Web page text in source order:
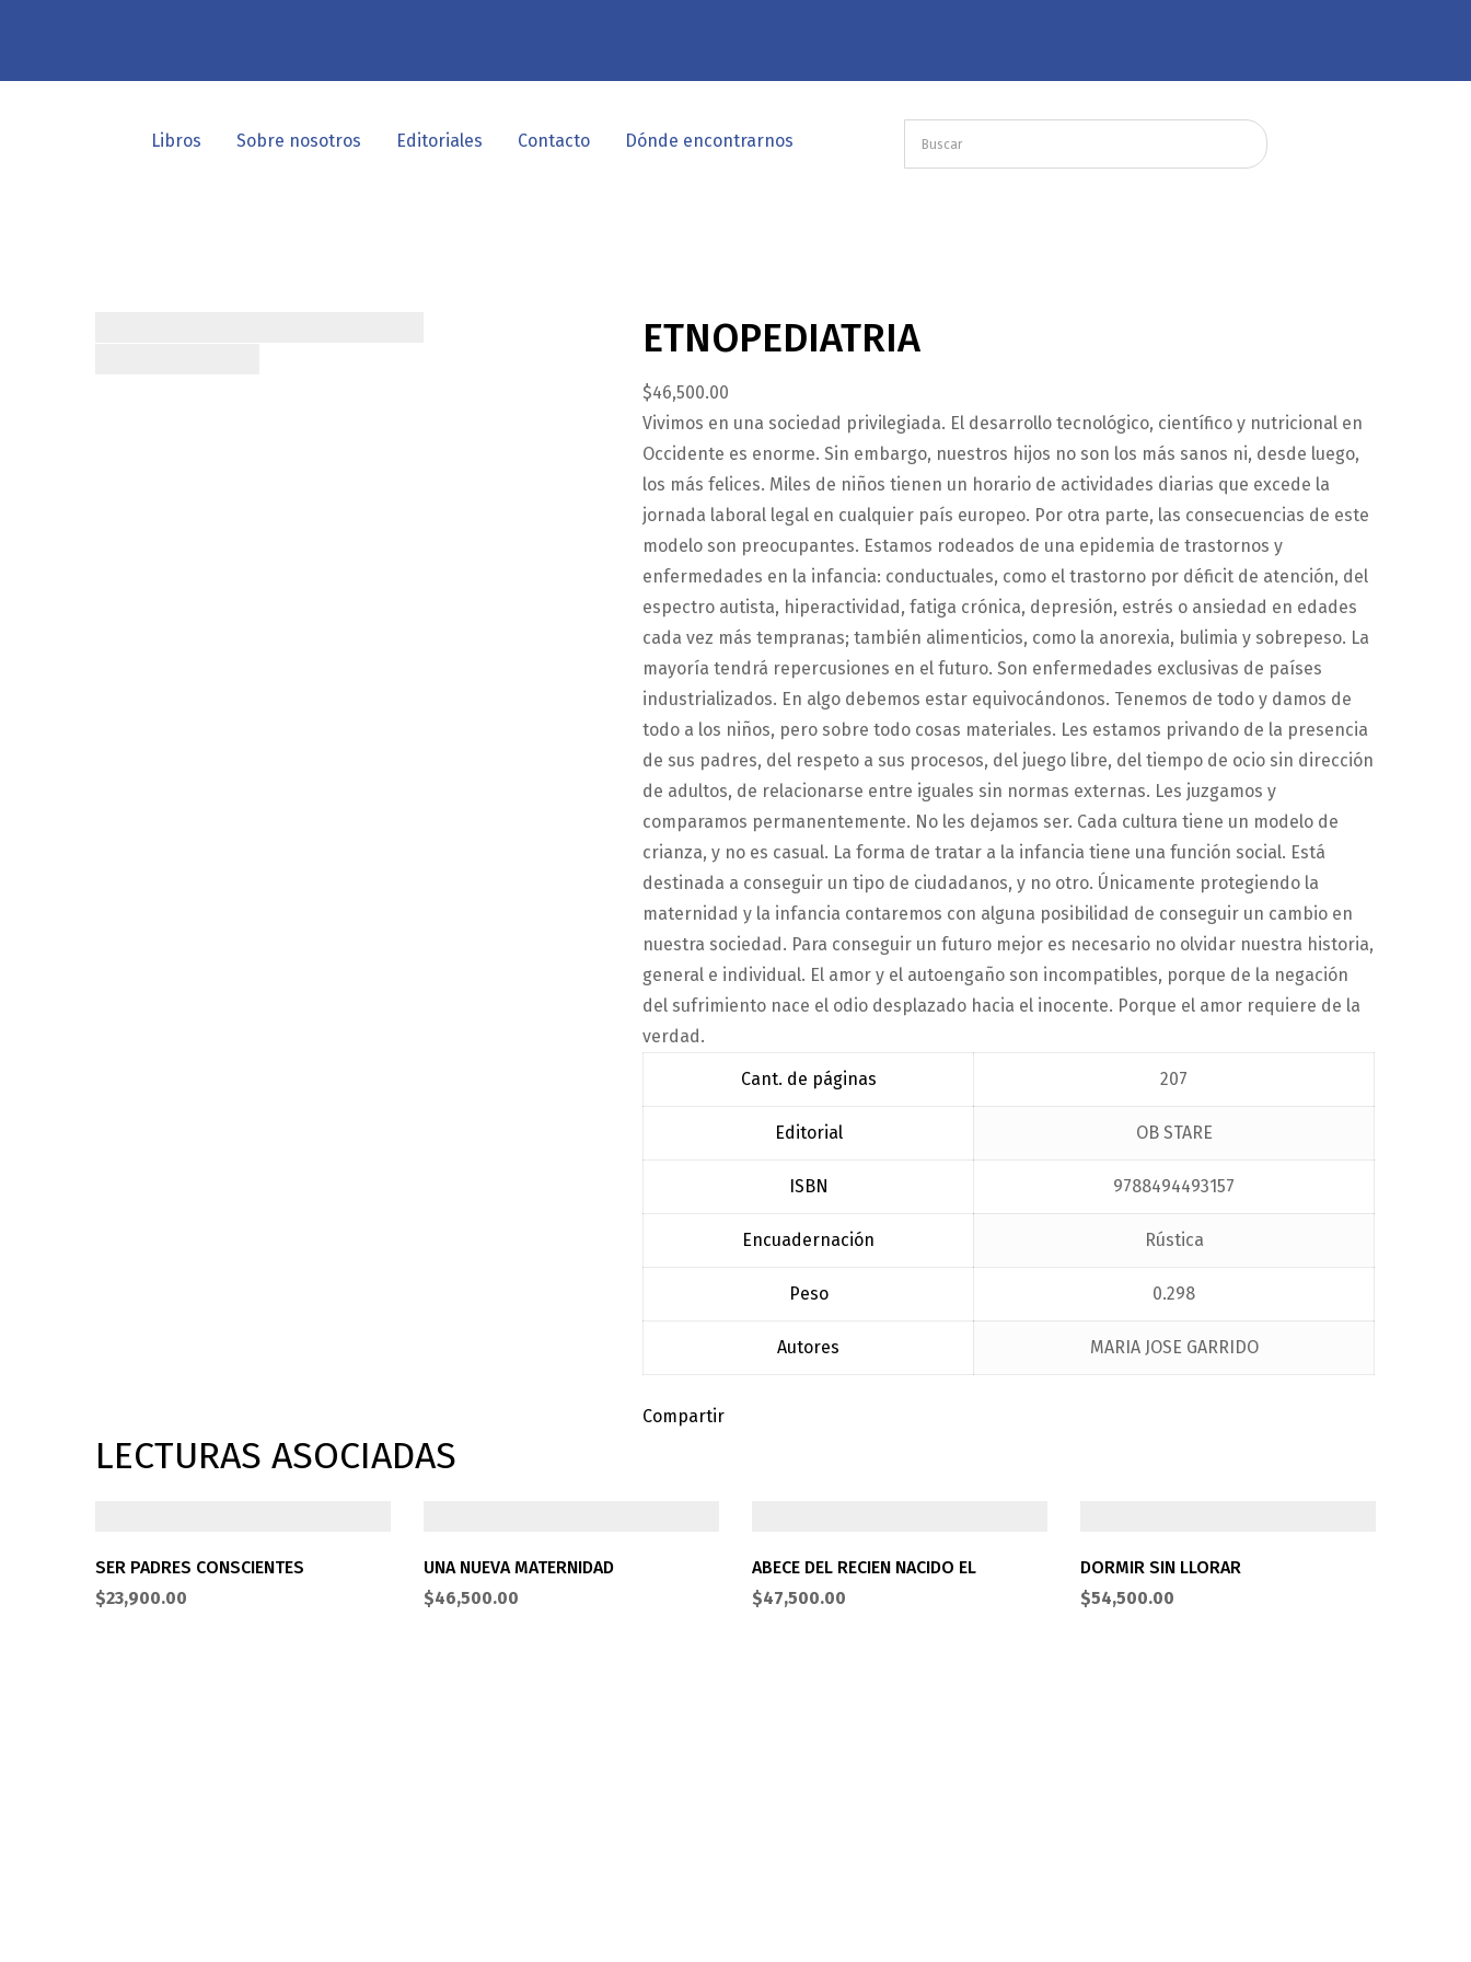
Libros Sobre nosotros Editoriales Contacto Dónde encontrarnos
ETNOPEDIATRIA
$46,500.00
Vivimos en una sociedad privilegiada. El desarrollo tecnológico, científico y nutricional en
Occidente es enorme. Sin embargo, nuestros hijos no son los más sanos ni, desde luego,
los más felices. Miles de niños tienen un horario de actividades diarias que excede la
jornada laboral legal en cualquier país europeo. Por otra parte, las consecuencias de este
modelo son preocupantes. Estamos rodeados de una epidemia de trastornos y
enfermedades en la infancia: conductuales, como el trastorno por déficit de atención, del
espectro autista, hiperactividad, fatiga crónica, depresión, estrés o ansiedad en edades
cada vez más tempranas; también alimenticios, como la anorexia, bulimia y sobrepeso. La
mayoría tendrá repercusiones en el futuro. Son enfermedades exclusivas de países
industrializados. En algo debemos estar equivocándonos. Tenemos de todo y damos de
todo a los niños, pero sobre todo cosas materiales. Les estamos privando de la presencia
de sus padres, del respeto a sus procesos, del juego libre, del tiempo de ocio sin dirección
de adultos, de relacionarse entre iguales sin normas externas. Les juzgamos y
comparamos permanentemente. No les dejamos ser. Cada cultura tiene un modelo de
crianza, y no es casual. La forma de tratar a la infancia tiene una función social. Está
destinada a conseguir un tipo de ciudadanos, y no otro. Únicamente protegiendo la
maternidad y la infancia contaremos con alguna posibilidad de conseguir un cambio en
nuestra sociedad. Para conseguir un futuro mejor es necesario no olvidar nuestra historia,
general e individual. El amor y el autoengaño son incompatibles, porque de la negación
del sufrimiento nace el odio desplazado hacia el inocente. Porque el amor requiere de la
verdad.
Cant. de páginas 207
Editorial OB STARE
ISBN 9788494493157
Encuadernación Rústica
Peso 0.298
Autores MARIA JOSE GARRIDO
Compartir
LECTURAS ASOCIADAS
SER PADRES CONSCIENTES
$23,900.00
UNA NUEVA MATERNIDAD
$46,500.00
ABECE DEL RECIEN NACIDO EL
$47,500.00
DORMIR SIN LLORAR
$54,500.00